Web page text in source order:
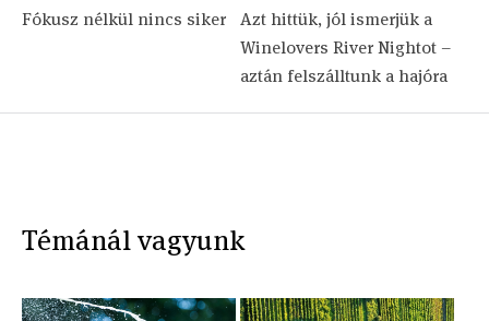
Fókusz nélkül nincs siker
Azt hittük, jól ismerjük a
Winelovers River Nightot –
aztán felszálltunk a hajóra
Témánál vagyunk